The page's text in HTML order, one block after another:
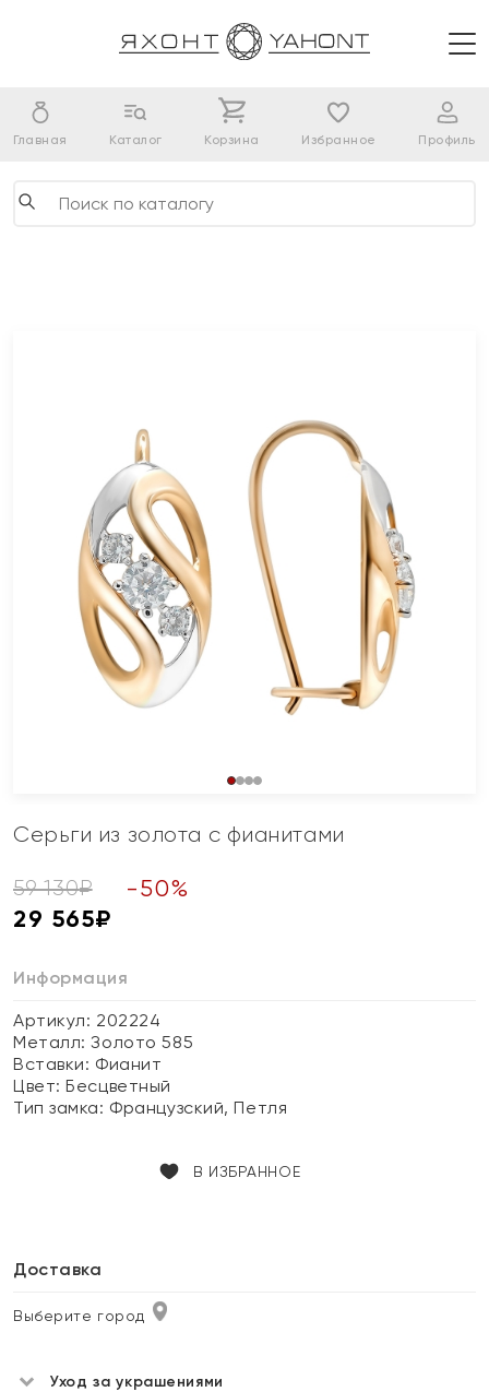
Главная Каталог Корзина Избранное Профиль
Серьги из золота с фианитами
59 130₽ -50%
29 565₽
Информация
Артикул: 202224
Металл:Золото 585
Вставки: Фианит
Цвет:Бесцветный
Тип замка: Французский, Петля
В ИЗБРАННОЕ
Доставка
Выберите город
Уход за украшениями